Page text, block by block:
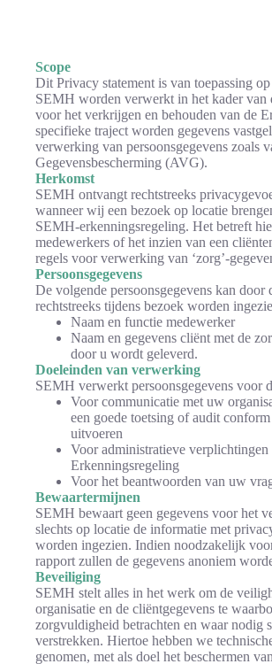
Scope
Dit Privacy statement is van toepassing
SEMH worden verwerkt in het kader van
voor het verkrijgen en behouden van de
specifieke traject worden gegevens
verwerking van persoonsgegevens zoals
Gegevensbescherming (AVG).
Herkomst
SEMH ontvangt rechtstreeks
wanneer wij een bezoek op locatie
SEMH-erkenningsregeling. Het betreft
medewerkers of het inzien van een
regels voor verwerking van ‘zorg’-
Persoonsgegevens
De volgende persoonsgegevens kan
rechtstreeks tijdens bezoek worden
Naam en functie medewerker
Naam en gegevens cliënt met de
door u wordt geleverd.
Doeleinden van verwerking
SEMH verwerkt persoonsgegevens voor
Voor communicatie met uw
een goede toetsing of audit
uitvoeren
Voor administratieve
Erkenningsregeling
Voor het beantwoorden van uw
Bewaartermijnen
SEMH bewaart geen gegevens voor het
slechts op locatie de informatie met
worden ingezien. Indien noodzakelijk
rapport zullen de gegevens anoniem
Beveiliging
SEMH stelt alles in het werk om de
organisatie en de cliëntgegevens te
zorgvuldigheid betrachten en waar nodig
verstrekken. Hiertoe hebben we
genomen, met als doel het beschermen